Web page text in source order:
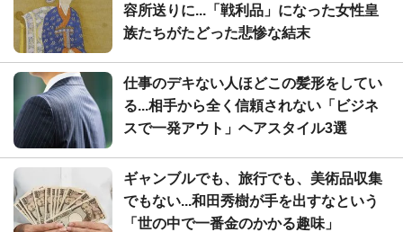
容所送りに...「戦利品」になった女性皇
族たちがたどった悲惨な結末
仕事のデキない人ほどこの髪形をしてい
る...相手から全く信頼されない「ビジネ
スで一発アウト」ヘアスタイル3選
ギャンブルでも、旅行でも、美術品収集
でもない...和田秀樹が手を出すなという
「世の中で一番金のかかる趣味」